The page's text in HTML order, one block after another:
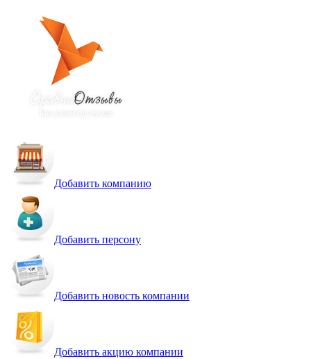
Добавить компанию
Добавить персону
Добавить новость компании
Добавить акцию компании